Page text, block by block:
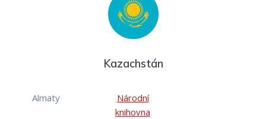
Kazachstán
Almaty
Národní
knihovna